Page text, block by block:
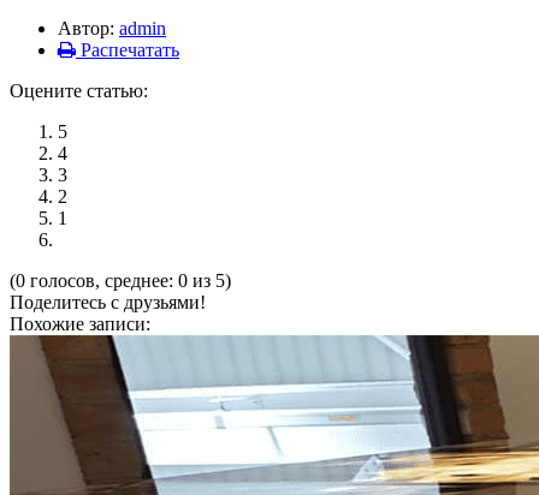
Автор: admin
Распечатать
Оцените статью:
5
4
3
2
1
(0 голосов, среднее: 0 из 5)
Поделитесь с друзьями!
Похожие записи: